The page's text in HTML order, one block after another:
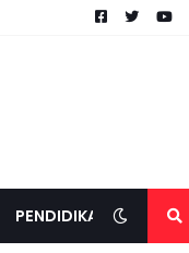
PENDIDIKAN